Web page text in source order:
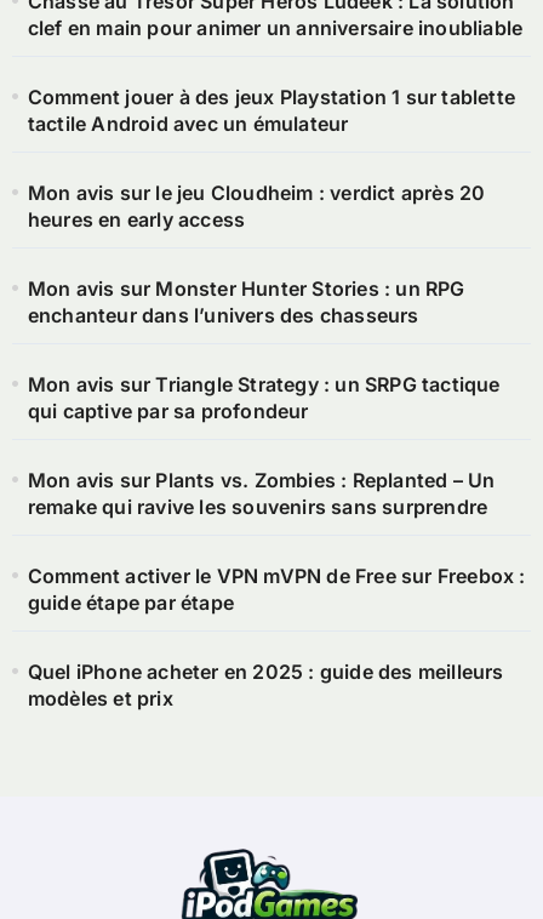
clef en main pour animer un anniversaire inoubliable
Comment jouer à des jeux Playstation 1 sur tablette
tactile Android avec un émulateur
Mon avis sur le jeu Cloudheim : verdict après 20
heures en early access
Mon avis sur Monster Hunter Stories : un RPG
enchanteur dans l’univers des chasseurs
Mon avis sur Triangle Strategy : un SRPG tactique
qui captive par sa profondeur
Mon avis sur Plants vs. Zombies : Replanted – Un
remake qui ravive les souvenirs sans surprendre
Comment activer le VPN mVPN de Free sur Freebox :
guide étape par étape
Quel iPhone acheter en 2025 : guide des meilleurs
modèles et prix